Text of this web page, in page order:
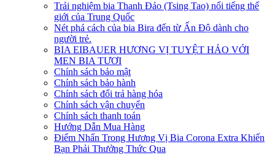
Trải nghiệm bia Thanh Đảo (Tsing Tao) nổi tiếng thế
giới của Trung Quốc
Nét phá cách của bia Bira đến từ Ấn Độ dành cho
người trẻ.
BIA EIBAUER HƯƠNG VỊ TUYỆT HẢO VỚI
MEN BIA TƯƠI
Chính sách bảo mật
Chính sách bảo hành
Chính sách đổi trả hàng hóa
Chính sách vận chuyển
Chính sách thanh toán
Hướng Dẫn Mua Hàng
Điểm Nhấn Trong Hương Vị Bia Corona Extra Khiến
Bạn Phải Thưởng Thức Qua